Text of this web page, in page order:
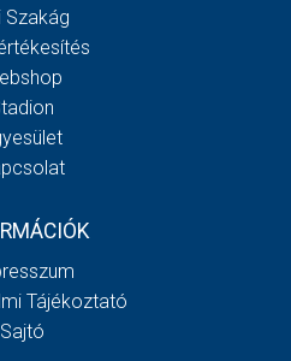
Szakág
Tájékoztató
Sajtó